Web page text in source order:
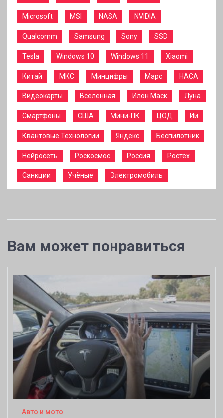
Microsoft MSI NASA NVIDIA
Qualcomm Samsung Sony SSD
Tesla Windows 10 Windows 11 Xiaomi
Китай МКС Минцифры Марс НАСА
Видеокарты Вселенная Илон Маск Луна
Смартфоны США Мини-ПК ЦОД Ии
Квантовые Технологии Яндекс Беспилотник
Нейросеть Роскосмос Россия Ростех
Санкции Учёные Электромобиль
Вам может понравиться
Авто и мото